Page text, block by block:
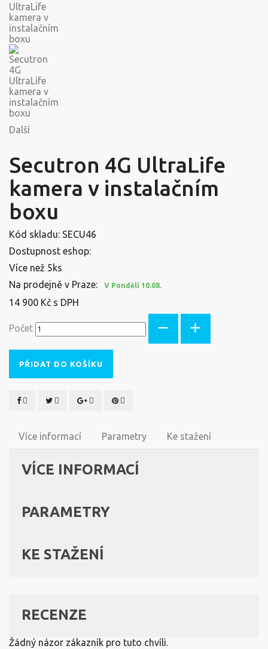
Další
Secutron 4G UltraLife
kamera v instalačním
boxu
Kód skladu: SECU46
Dostupnost eshop:
Více než 5ks
Na prodejně v Praze:
V Pondělí 10.08.
14 900 Kč s DPH
Počet
PŘIDAT DO KOŠÍKU
Více informací Parametry Ke stažení
VÍCE INFORMACÍ
PARAMETRY
KE STAŽENÍ
RECENZE
Žádný názor zákazník pro tuto chvíli.